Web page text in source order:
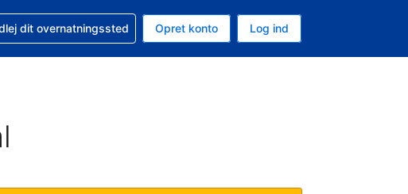
valuta er Danske kroner
nuværende sprog er Dansk
til en booking
dit overnatningssted Opret konto Log ind